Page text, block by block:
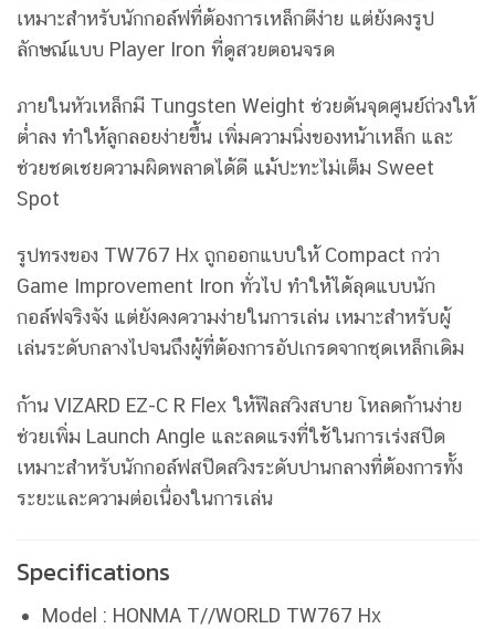
เหมาะสำหรับนักกอล์ฟที่ต้องการเหล็กตีง่าย แต่ยังคงรูป
ลักษณ์แบบ Player Iron ที่ดูสวยตอนจรด
ภายในหัวเหล็กมี Tungsten Weight ช่วยดันจุดศูนย์ถ่วงให้
ต่ำลง ทำให้ลูกลอยง่ายขึ้น เพิ่มความนิ่งของหน้าเหล็ก และ
ช่วยชดเชยความผิดพลาดได้ดี แม้ปะทะไม่เต็ม Sweet
Spot
รูปทรงของ TW767 Hx ถูกออกแบบให้ Compact กว่า
Game Improvement Iron ทั่วไป ทำให้ได้ลุคแบบนัก
กอล์ฟจริงจัง แต่ยังคงความง่ายในการเล่น เหมาะสำหรับผู้
เล่นระดับกลางไปจนถึงผู้ที่ต้องการอัปเกรดจากชุดเหล็กเดิม
ก้าน VIZARD EZ-C R Flex ให้ฟีลสวิงสบาย โหลดก้านง่าย
ช่วยเพิ่ม Launch Angle และลดแรงที่ใช้ในการเร่งสปีด
เหมาะสำหรับนักกอล์ฟสปีดสวิงระดับปานกลางที่ต้องการทั้ง
ระยะและความต่อเนื่องในการเล่น
Specifications
Model : HONMA T//WORLD TW767 Hx